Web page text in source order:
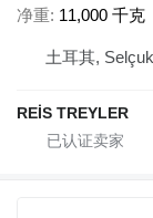
净重 11,000 千克
土耳其,
REİS TREYLER